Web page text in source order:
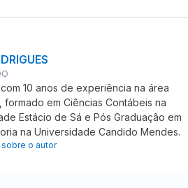
10 anos de experiência na área
formado em Ciências Contábeis na
Estácio de Sá e Pós Graduação em
na Universidade Candido Mendes.
o autor